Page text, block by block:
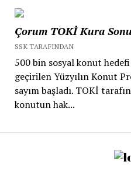
Çorum TOKİ Kura
SSK TARAFINDAN
500 bin sosyal konut
geçirilen Yüzyılın Konut
sayım başladı. TOKİ
konutun hak...